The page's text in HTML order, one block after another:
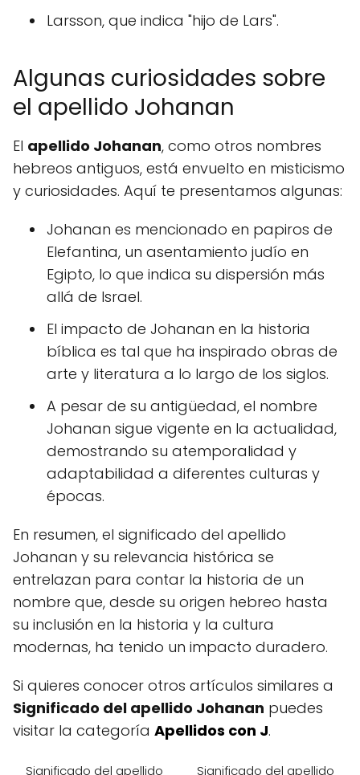
Larsson, que indica "hijo de Lars".
Algunas curiosidades sobre
el apellido Johanan
El apellido Johanan, como otros nombres
hebreos antiguos, está envuelto en misticismo
y curiosidades. Aquí te presentamos algunas:
Johanan es mencionado en papiros de
Elefantina, un asentamiento judío en
Egipto, lo que indica su dispersión más
allá de Israel.
El impacto de Johanan en la historia
bíblica es tal que ha inspirado obras de
arte y literatura a lo largo de los siglos.
A pesar de su antigüedad, el nombre
Johanan sigue vigente en la actualidad,
demostrando su atemporalidad y
adaptabilidad a diferentes culturas y
épocas.
En resumen, el significado del apellido
Johanan y su relevancia histórica se
entrelazan para contar la historia de un
nombre que, desde su origen hebreo hasta
su inclusión en la historia y la cultura
modernas, ha tenido un impacto duradero.
Si quieres conocer otros artículos similares a
Significado del apellido Johanan puedes
visitar la categoría Apellidos con J.
Significado del apellido Significado del apellido